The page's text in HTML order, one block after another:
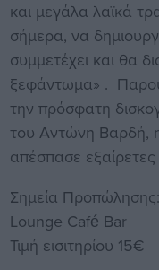
και μεγάλα λαϊκά
σήμερα, να
συμμετέχει και θα
ξεφάντωμα» .
την πρόσφατη
του Αντώνη Βαρδή,
απέσπασε εξαίρετες
Σημεία
Lounge Café Bar
Τιμή εισιτηρίου 15€